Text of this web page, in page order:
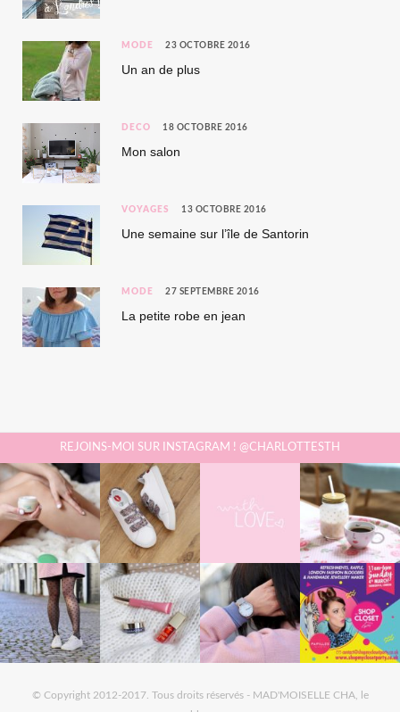
MODE 23 OCTOBRE 2016
Un an de plus
DÉCO 18 OCTOBRE 2016
Mon salon
VOYAGES 13 OCTOBRE 2016
Une semaine sur l’île de Santorin
MODE 27 SEPTEMBRE 2016
La petite robe en jean
REJOINS-MOI SUR INSTAGRAM ! @CHARLOTTESTH
© Copyright 2012-2017. Tous droits réservés - MAD'MOISELLE CHA, le